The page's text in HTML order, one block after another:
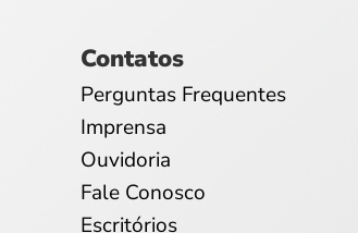
Contatos
Perguntas Frequentes
Imprensa
Ouvidoria
Fale Conosco
Escritórios